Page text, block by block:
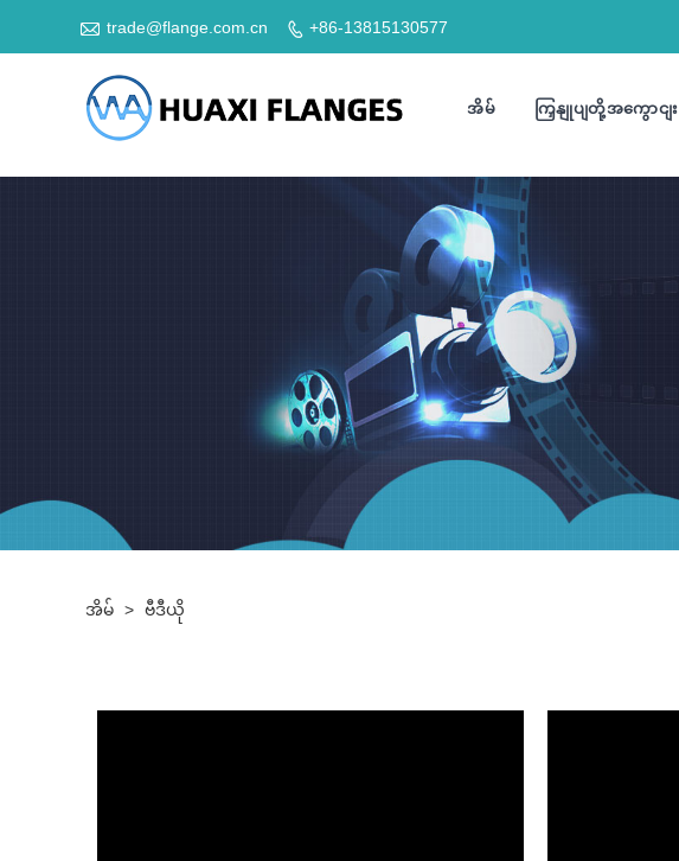
 trade@flange.com.cn  +86-13815130577
အိမ် ကြှနျုပျတို့အကွောငျး
အိမ် > ဗီဒီယို